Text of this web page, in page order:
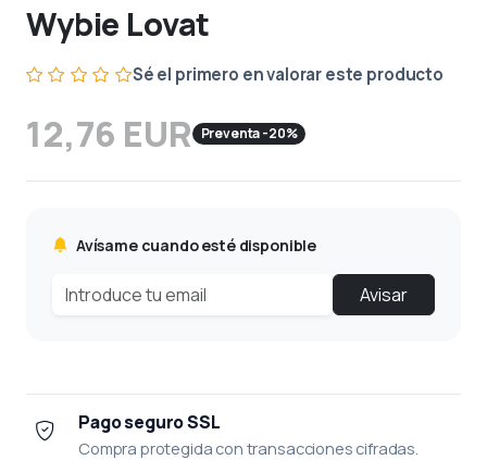
Wybie Lovat
Sé el primero en valorar este producto
12,76 EUR Preventa -20%
Avísame cuando esté disponible
Avisar
Pago seguro SSL
Compra protegida con transacciones cifradas.